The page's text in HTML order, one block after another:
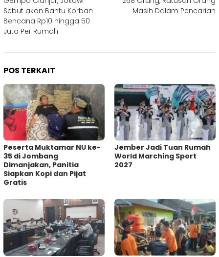
Sebut akan Bantu Korban
Bencana Rp10 hingga 50
Juta Per Rumah
Masih Dalam Pencarian
POS TERKAIT
Peserta Muktamar NU ke-
35 di Jombang
Dimanjakan, Panitia
Siapkan Kopi dan Pijat
Gratis
Jember Jadi Tuan Rumah
World Marching Sport
2027